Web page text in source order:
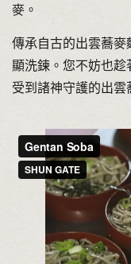
麥。
傳承自古的出雲蕎麥
顯洗鍊。您不妨也趁
受到諸神守護的出雲